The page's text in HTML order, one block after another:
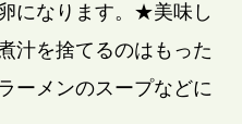
になります。★美味し
汁を捨てるのはもった
ーメンのスープなどに